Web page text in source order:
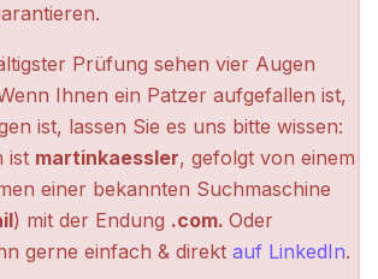
Prüfung sehen vier Augen
Ihnen ein Patzer aufgefallen ist,
ist, lassen Sie es uns bitte wissen:
ist martinkaessler, gefolgt von einem
einer bekannten Suchmaschine
) mit der Endung .com. Oder
gerne einfach & direkt auf LinkedIn.